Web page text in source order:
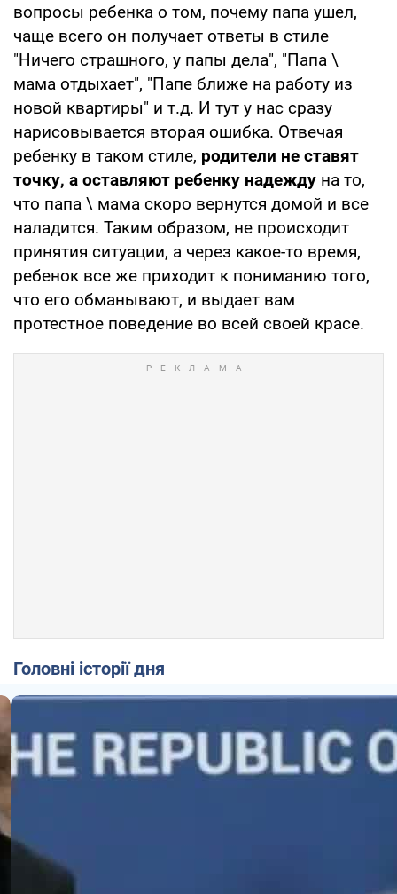
вопросы ребенка о том, почему папа ушел,
чаще всего он получает ответы в стиле
"Ничего страшного, у папы дела", "Папа \
мама отдыхает", "Папе ближе на работу из
новой квартиры" и т.д. И тут у нас сразу
нарисовывается вторая ошибка. Отвечая
ребенку в таком стиле, родители не ставят
точку, а оставляют ребенку надежду на то,
что папа \ мама скоро вернутся домой и все
наладится. Таким образом, не происходит
принятия ситуации, а через какое-то время,
ребенок все же приходит к пониманию того,
что его обманывают, и выдает вам
протестное поведение во всей своей красе.
Головні історії дня